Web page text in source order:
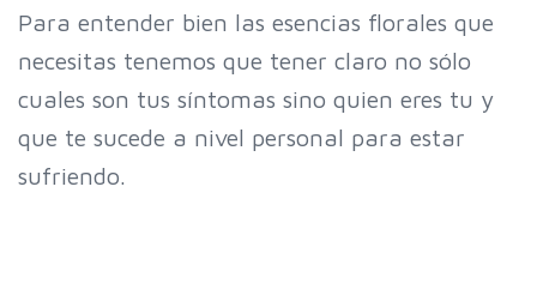
Para entender bien las esencias florales que
necesitas tenemos que tener claro no sólo
cuales son tus síntomas sino quien eres tu y
que te sucede a nivel personal para estar
sufriendo.